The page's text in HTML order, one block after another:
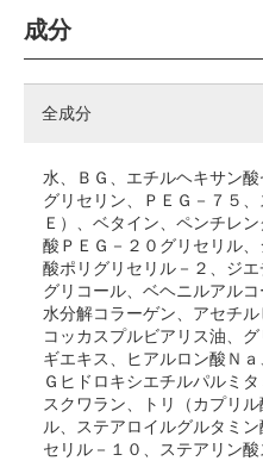
成分
全成分
水、ＢＧ、エチルヘキサン酸
グリセリン、ＰＥＧ－７５
Ｅ）、ベタイン、ペンチレ
酸ＰＥＧ－２０グリセリル
酸ポリグリセリル－２、ジ
グリコール、ベヘニルアル
水分解コラーゲン、アセチ
コッカスプルビアリス油、
ギエキス、ヒアルロン酸Ｎ
Ｇヒドロキシエチルパルミ
スクワラン、トリ（カプリ
ル、ステアロイルグルタミ
セリル－１０、ステアリン